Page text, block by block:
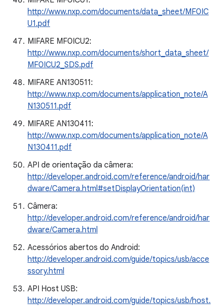
http://www.nxp.com/documents/data_sheet/MF0IC
U1.pdf
MIFARE MF0ICU2:
http://www.nxp.com/documents/short_data_sheet/
MF0ICU2_SDS.pdf
MIFARE AN130511:
http://www.nxp.com/documents/application_note/A
N130511.pdf
MIFARE AN130411:
http://www.nxp.com/documents/application_note/A
N130411.pdf
API de orientação da câmera:
http://developer.android.com/reference/android/har
dware/Camera.html#setDisplayOrientation(int)
Câmera:
http://developer.android.com/reference/android/har
dware/Camera.html
Acessórios abertos do Android:
http://developer.android.com/guide/topics/usb/acce
ssory.html
API Host USB:
http://developer.android.com/guide/topics/usb/host.